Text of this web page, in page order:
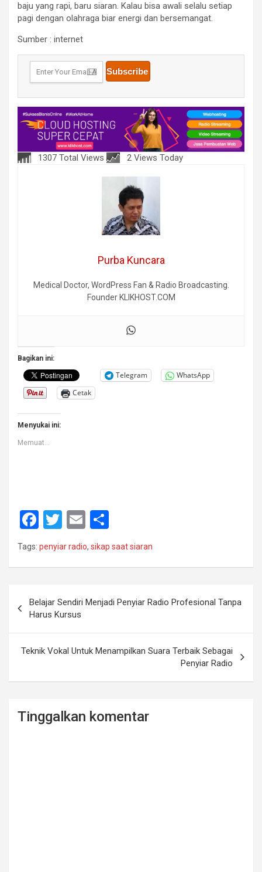
baju yang rapi, baru siaran. Kalau bisa awali selalu setiap
pagi dengan olahraga biar energi dan bersemangat.
Sumber : internet
1307 Total Views 2 Views Today
Purba Kuncara
Medical Doctor, WordPress Fan & Radio Broadcasting.
Founder KLIKHOST.COM
Bagikan ini:
Telegram
WhatsApp
Cetak
Menyukai ini:
Memuat...
F
ce
o
o
k
T
wi
tt
E
m
ail ar
Tags: penyiar radio, sikap saat siaran
pos
Belajar Sendiri Menjadi Penyiar Radio Profesional Tanpa
Harus Kursus
Teknik Vokal Untuk Menampilkan Suara Terbaik Sebagai
Penyiar Radio
Tinggalkan komentar